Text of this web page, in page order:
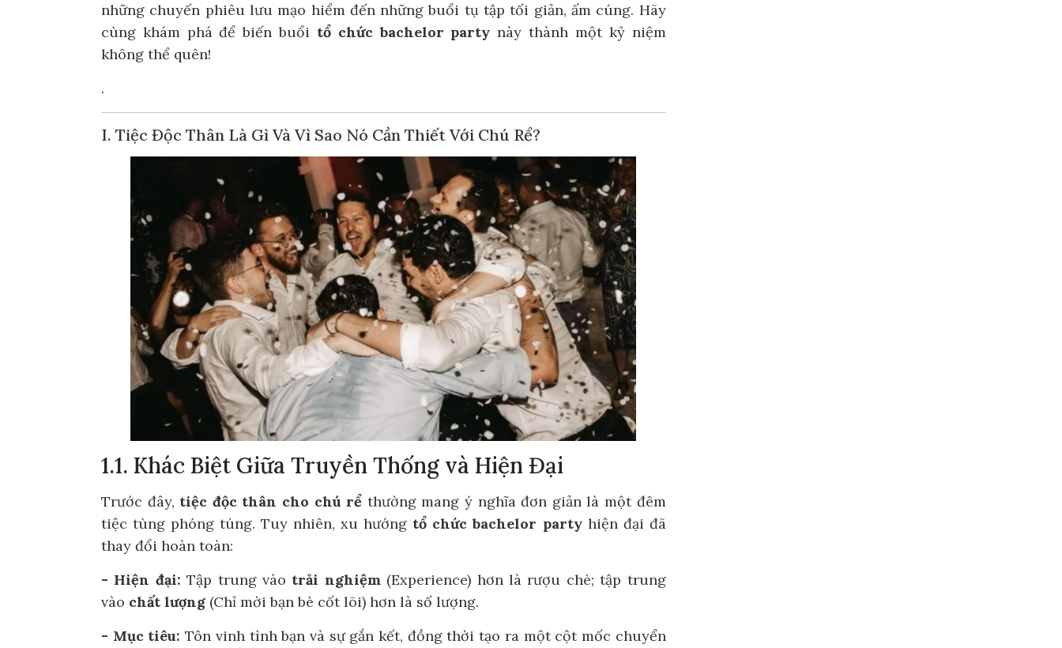
những chuyến phiêu lưu mạo hiểm đến những buổi tụ tập tối giản, ấm cúng. Hãy
cùng khám phá để biến buổi tổ chức bachelor party này thành một kỷ niệm
không thể quên!
.
I. Tiệc Độc Thân Là Gì Và Vì Sao Nó Cần Thiết Với Chú Rể?
1.1. Khác Biệt Giữa Truyền Thống và Hiện Đại
Trước đây, tiệc độc thân cho chú rể thường mang ý nghĩa đơn giản là một đêm
tiệc tùng phóng túng. Tuy nhiên, xu hướng tổ chức bachelor partyhiện đại đã
thay đổi hoàn toàn:
- Hiện đại: Tập trung vào trải nghiệm(Experience) hơn là rượu chè; tập trung
vào chất lượng (Chỉ mời bạn bè cốt lõi) hơn là số lượng.
- Mục tiêu: Tôn vinh tình bạn và sự gắn kết, đồng thời tạo ra một cột mốc chuyển